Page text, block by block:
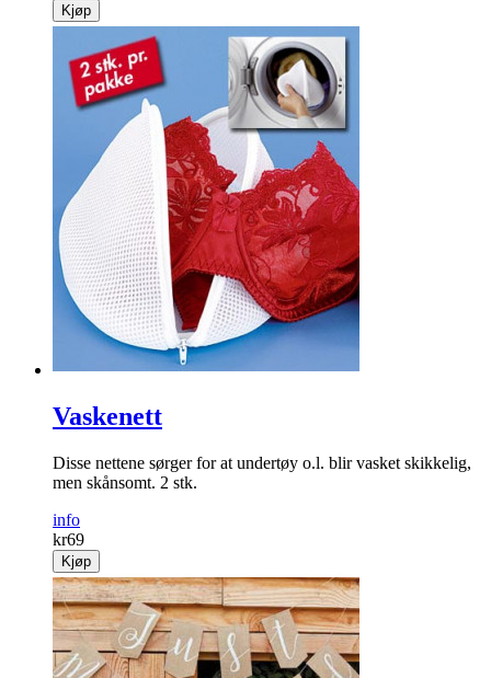
Kjøp
Vaskenett
Disse nettene sørger for at undertøy o.l. blir vasket skikkelig,
men skånsomt. 2 stk.
info
kr69
Kjøp